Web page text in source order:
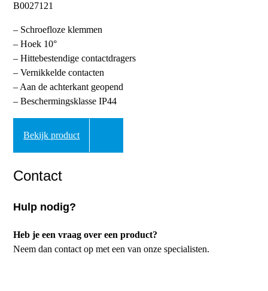
B0027121
– Schroefloze klemmen
– Hoek 10°
– Hittebestendige contactdragers
– Vernikkelde contacten
– Aan de achterkant geopend
– Beschermingsklasse IP44
Bekijk product
Contact
Hulp nodig?
Heb je een vraag over een product?
Neem dan contact op met een van onze specialisten.